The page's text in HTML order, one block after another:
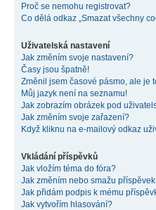
Proč se nemohu registrovat?
Co dělá odkaz „Smazat všechny
Uživatelská nastavení
Jak změním svoje nastavení?
Časy jsou špatně!
Změnil jsem časové pásmo, ale je
Můj jazyk není na seznamu!
Jak zobrazím obrázek pod
Jak změním svoje zařazení?
Když kliknu na e-mailový odkaz
Vkládání příspěvků
Jak vložím téma do fóra?
Jak změním nebo smažu
Jak přidám podpis k mému
Jak vytvořím hlasování?